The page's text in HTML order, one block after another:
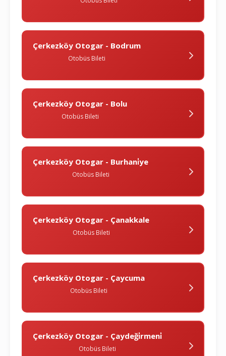
Çerkezköy Otogar - Bodrum
Otobüs Bileti
Çerkezköy Otogar - Bolu
Otobüs Bileti
Çerkezköy Otogar - Burhani̇ye
Otobüs Bileti
Çerkezköy Otogar - Çanakkale
Otobüs Bileti
Çerkezköy Otogar - Çaycuma
Otobüs Bileti
Çerkezköy Otogar - Çaydeği̇rmeni̇
Otobüs Bileti